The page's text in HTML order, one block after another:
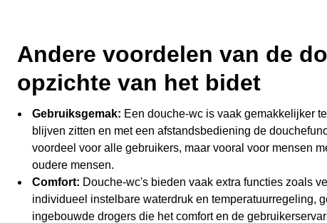
Andere voordelen van de
opzichte van het bidet
Gebruiksgemak: Een douche-wc is vaak gemakkelijker
blijven zitten en met een afstandsbediening de
voordeel voor alle gebruikers, maar vooral voor mensen
oudere mensen.
Comfort: Douche-wc's bieden vaak extra functies zoals
individueel instelbare waterdruk en temperatuurregeling,
ingebouwde drogers die het comfort en de